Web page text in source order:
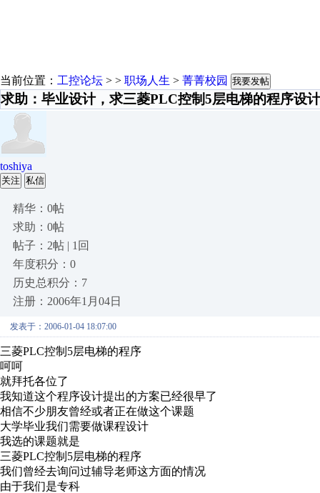
当前位置： 工控论坛 > > 职场人生 > 菁菁校园 我要发帖
求助：毕业设计，求三菱PLC控制5层电梯的程序设计
toshiya
关注 私信
精华：0帖
求助：0帖
帖子：2帖 | 1回
年度积分：0
历史总积分：7
注册：2006年1月04日
发表于：2006-01-04 18:07:00
三菱PLC控制5层电梯的程序
呵呵
就拜托各位了
我知道这个程序设计提出的方案已经很早了
相信不少朋友曾经或者正在做这个课题
大学毕业我们需要做课程设计
我选的课题就是
三菱PLC控制5层电梯的程序
我们曾经去询问过辅导老师这方面的情况
由于我们是专科